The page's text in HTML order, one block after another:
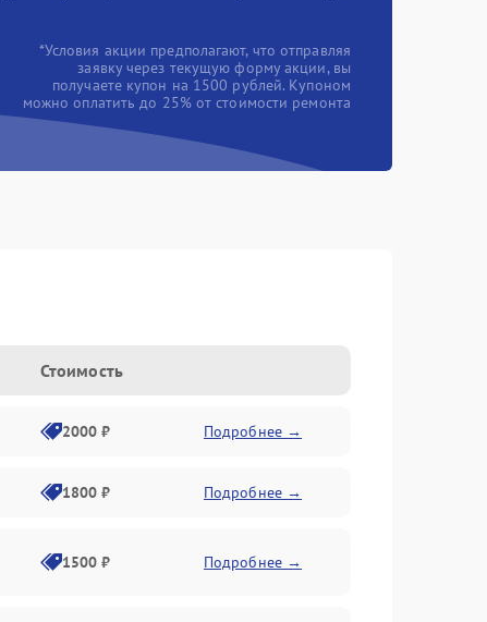
*Условия акции предполагают, что отправляя
заявку через текущую форму акции, вы
получаете купон на 1500 рублей. Купоном
можно оплатить до 25% от стоимости ремонта
Стоимость
2000 ₽ Подробнее →
1800 ₽ Подробнее →
1500 ₽ Подробнее →